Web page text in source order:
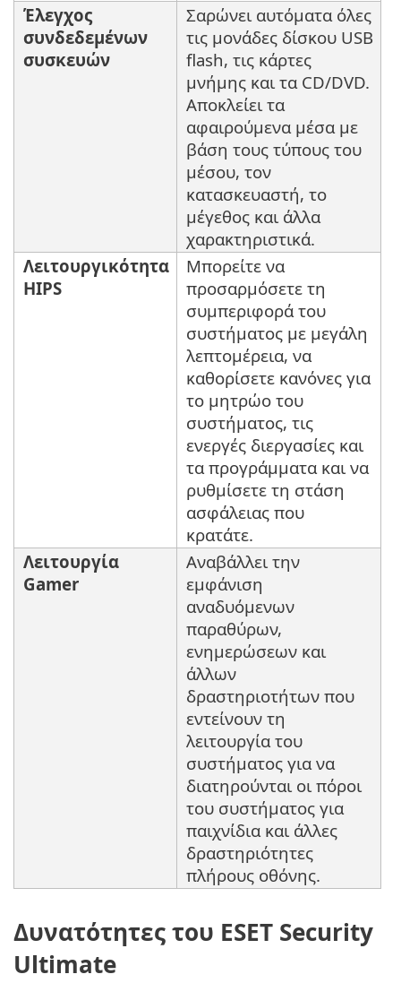
Έλεγχος
συνδεδεμένων
συσκευών
Σαρώνει αυτόματα όλες
τις μονάδες δίσκου USB
flash, τις κάρτες
μνήμης και τα CD/DVD.
Αποκλείει τα
αφαιρούμενα μέσα με
βάση τους τύπους του
μέσου, τον
κατασκευαστή, το
μέγεθος και άλλα
χαρακτηριστικά.
Λειτουργικότητα
HIPS
Μπορείτε να
προσαρμόσετε τη
συμπεριφορά του
συστήματος με μεγάλη
λεπτομέρεια, να
καθορίσετε κανόνες για
το μητρώο του
συστήματος, τις
ενεργές διεργασίες και
τα προγράμματα και να
ρυθμίσετε τη στάση
ασφάλειας που
κρατάτε.
Λειτουργία
Gamer
Αναβάλλει την
εμφάνιση
αναδυόμενων
παραθύρων,
ενημερώσεων και
άλλων
δραστηριοτήτων που
εντείνουν τη
λειτουργία του
συστήματος για να
διατηρούνται οι πόροι
του συστήματος για
παιχνίδια και άλλες
δραστηριότητες
πλήρους οθόνης.
Δυνατότητες του ESET Security
Ultimate